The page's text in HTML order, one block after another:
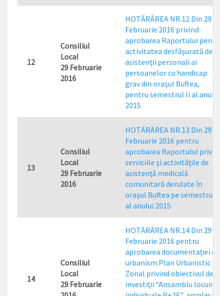
12
Consiliul
Local
29 Februarie
2016
HOTĂRÂREA NR.12 Din 29
Februarie 2016 privind
aprobarea Raportului
activitatea desfăşurată de
asistenţii personali ai
persoanelor cu handicap
grav din oraşul Buftea,
pentru semestrul li al anului
2015
13
Consiliul
Local
29 Februarie
2016
HOTĂRÂREA NR.13 Din 29
Februarie 2016 pentru
aprobarea Raportului
serviciile şi activităţile de
asistenţă medicală
comunitară derulate în
oraşul Buftea pe semestrul
al anului 2015
14
Consiliul
Local
29 Februarie
HOTĂRÂREA NR.14 Din 29
Februarie 2016 pentru
aprobarea documentaţiei de
urbanism Plan Urbanistic
Zonal privind obiectivul de
investiţii “Ansamblu